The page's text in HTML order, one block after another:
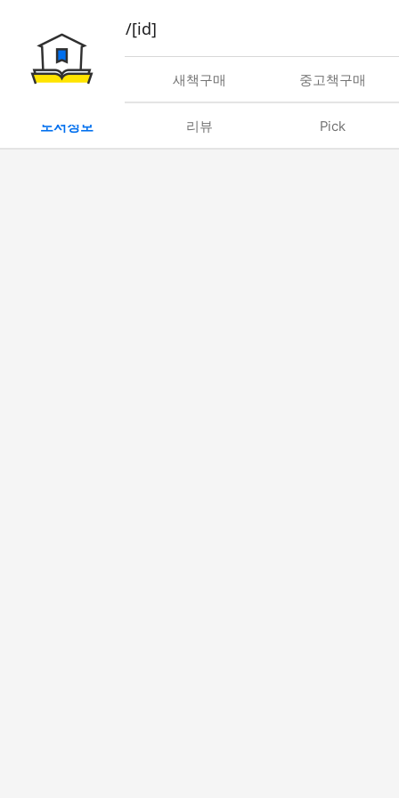
book/rent/[id]
대여 새책구매 중고책구매
도서정보 리뷰 Pick